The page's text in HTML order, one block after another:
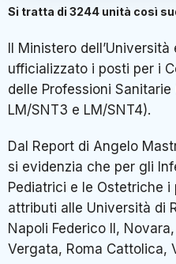
Si tratta di 3244 unità così
Il Ministero
ufficializzato i posti per i
delle Professioni Sanitarie
LM/SNT3 e LM/SNT4).
Dal Report di Angelo
si evidenzia che per gli
Pediatrici e le Ostetriche
attributi alle Università di
Napoli Federico II,
Vergata, Roma Cattolica,